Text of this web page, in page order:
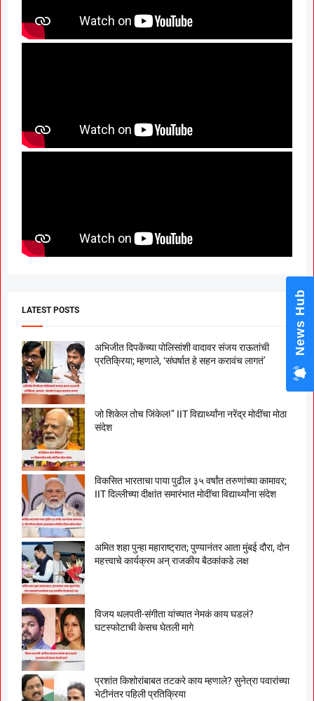
LATEST POSTS
अभिजीत दिपकेंच्या पोलिसांशी वादावर संजय राऊतांची
प्रतिक्रिया; म्हणाले, ‘संघर्षात हे सहन करावंच लागतं’
जो शिकेल तोच जिंकेल!” IIT विद्यार्थ्यांना नरेंद्र मोदींचा मोठा
संदेश
विकसित भारताचा पाया पुढील ३५ वर्षांत तरुणांच्या कामावर;
IIT दिल्लीच्या दीक्षांत समारंभात मोदींचा विद्यार्थ्यांना संदेश
अमित शहा पुन्हा महाराष्ट्रात; पुण्यानंतर आता मुंबई दौरा, दोन
महत्त्वाचे कार्यक्रम अन् राजकीय बैठकांकडे लक्ष
विजय थलपती-संगीता यांच्यात नेमकं काय घडलं?
घटस्फोटाची केसच घेतली मागे
प्रशांत किशोरांबाबत तटकरे काय म्हणाले? सुनेत्रा पवारांच्या
भेटीनंतर पहिली प्रतिक्रिया
News Hub